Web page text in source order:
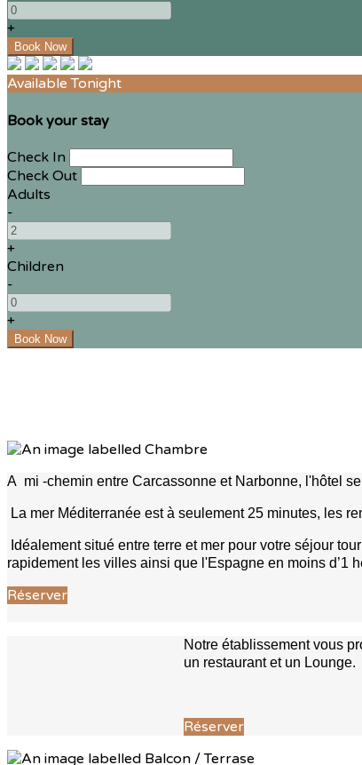
+
Available Tonight
Book your stay
Check In
Check Out
Adults
-
+
Children
-
+
A mi -chemin entre Carcassonne et Narbonne, l'hôtel
La mer Méditerranée est à seulement 25 minutes, les
Idéalement situé entre terre et mer pour votre séjour
rapidement les villes ainsi que l'Espagne en moins d’1
Réserver
Notre établissement vous
un restaurant et un Lounge.
Réserver